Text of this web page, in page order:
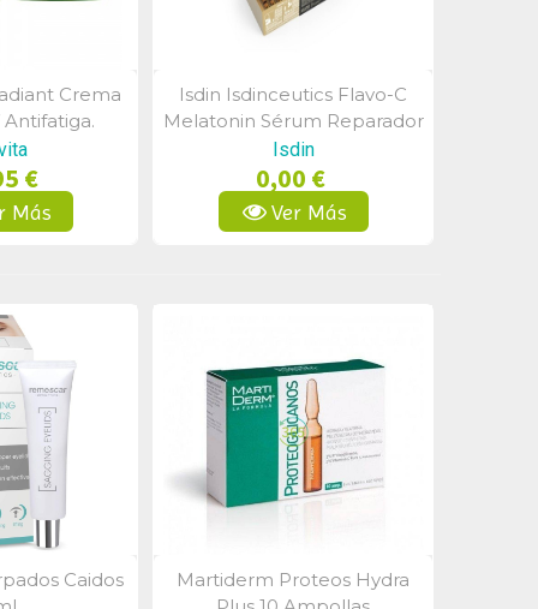
Crema
50ml
€
Más
Vista Rápida
Isdin Isdinceutics Flavo-C
Melatonin Sérum Reparador
Noche 30 Ampollas
Isdin
0,00 €
Ver Más
Rápida Caidos
Vista Rápida
Martiderm Proteos Hydra